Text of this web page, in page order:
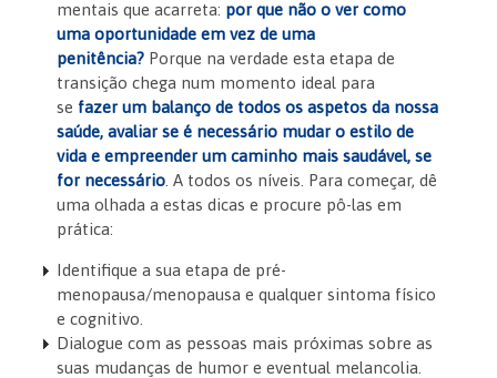
mentais que acarreta: por que não o ver como
uma oportunidade em vez de uma
penitência? Porque na verdade esta etapa de
transição chega num momento ideal para
se fazer um balanço de todos os aspetos da nossa
saúde, avaliar se é necessário mudar o estilo de
vida e empreender um caminho mais saudável, se
for necessário . A todos os níveis. Para começar, dê
uma olhada a estas dicas e procure pô-las em
prática:
Identifique a sua etapa de pré-
menopausa/menopausa e qualquer sintoma físico
e cognitivo.
Dialogue com as pessoas mais próximas sobre as
suas mudanças de humor e eventual melancolia.